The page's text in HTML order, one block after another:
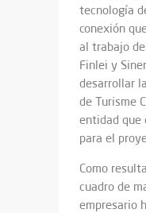
tecnología
conexión
al trabajo
Finlei y
desarrollar
de Turisme
entidad que
para el
Como
cuadro de
empresario